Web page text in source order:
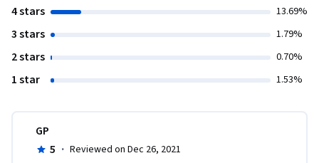
4 stars 13.69%
3 stars 1.79%
2 stars 0.70%
1 star 1.53%
GP
5 · Reviewed on Dec 26, 2021